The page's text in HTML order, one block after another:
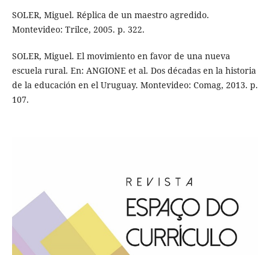
SOLER, Miguel. Réplica de un maestro agredido.
Montevideo: Trilce, 2005. p. 322.
SOLER, Miguel. El movimiento en favor de una nueva
escuela rural. En: ANGIONE et al. Dos décadas en la historia
de la educación en el Uruguay. Montevideo: Comag, 2013. p.
107.